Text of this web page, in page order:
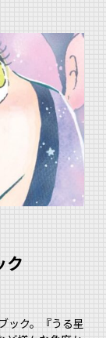
ク
ック。『うる星